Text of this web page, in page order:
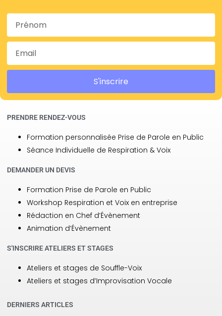
S'inscrire
PRENDRE RENDEZ-VOUS
Formation personnalisée Prise de Parole en Public
Séance Individuelle de Respiration & Voix
DEMANDER UN DEVIS
Formation Prise de Parole en Public
Workshop Respiration et Voix en entreprise
Rédaction en Chef d’Évènement
Animation d’Évènement
S'INSCRIRE ATELIERS ET STAGES
Ateliers et stages de Souffle-Voix
Ateliers et stages d’Improvisation Vocale
DERNIERS ARTICLES